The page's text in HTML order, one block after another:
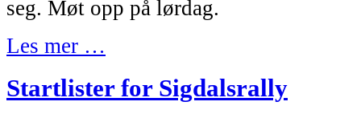
seg. Møt opp på lørdag.
Les mer …
Startlister for Sigdalsrally